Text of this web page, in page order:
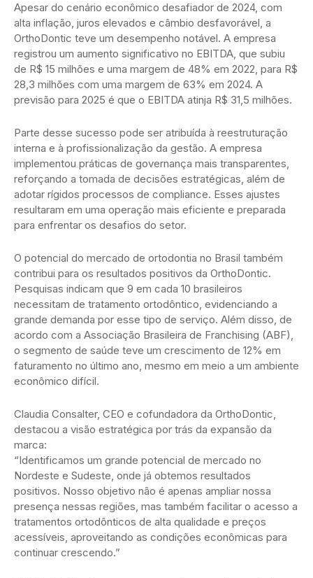
Apesar do cenário econômico desafiador de 2024, com
alta inflação, juros elevados e câmbio desfavorável, a
OrthoDontic teve um desempenho notável. A empresa
registrou um aumento significativo no EBITDA, que subiu
de R$ 15 milhões e uma margem de 48% em 2022, para R$
28,3 milhões com uma margem de 63% em 2024. A
previsão para 2025 é que o EBITDA atinja R$ 31,5 milhões.
Parte desse sucesso pode ser atribuída à reestruturação
interna e à profissionalização da gestão. A empresa
implementou práticas de governança mais transparentes,
reforçando a tomada de decisões estratégicas, além de
adotar rígidos processos de compliance. Esses ajustes
resultaram em uma operação mais eficiente e preparada
para enfrentar os desafios do setor.
O potencial do mercado de ortodontia no Brasil também
contribui para os resultados positivos da OrthoDontic.
Pesquisas indicam que 9 em cada 10 brasileiros
necessitam de tratamento ortodôntico, evidenciando a
grande demanda por esse tipo de serviço. Além disso, de
acordo com a Associação Brasileira de Franchising (ABF),
o segmento de saúde teve um crescimento de 12% em
faturamento no último ano, mesmo em meio a um ambiente
econômico difícil.
Claudia Consalter, CEO e cofundadora da OrthoDontic,
destacou a visão estratégica por trás da expansão da
marca:
“Identificamos um grande potencial de mercado no
Nordeste e Sudeste, onde já obtemos resultados
positivos. Nosso objetivo não é apenas ampliar nossa
presença nessas regiões, mas também facilitar o acesso a
tratamentos ortodônticos de alta qualidade e preços
acessíveis, aproveitando as condições econômicas para
continuar crescendo.”